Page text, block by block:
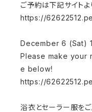
ご予約は下記サイトよ
https://
December 6 (Sat)
Please make your
e below!
https://
浴衣とセーラー服をご